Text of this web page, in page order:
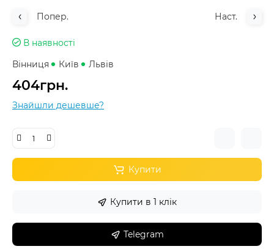
Попер. Наст.
В наявності
Вінниця
Київ Львів
404грн.
Знайшли дешевше?
Купити
Купити в 1 клік
Telegram